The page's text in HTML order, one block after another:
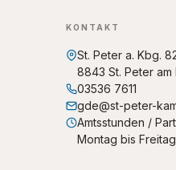
KONTAKT
St. Peter a. Kbg.
8843 St. Peter am
03536 7611
gde@st-peter-
Amtsstunden /
Montag bis